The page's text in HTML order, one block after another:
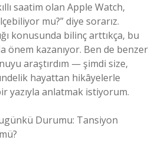
saatim olan Apple Watch,
mu?” diye sorarız.
konusunda bilinç arttıkça, bu
önem kazanıyor. Ben de benzer
araştırdım — şimdi size,
hayattan hikâyelerle
yazıyla anlatmak istiyorum.
Durumu: Tansiyon